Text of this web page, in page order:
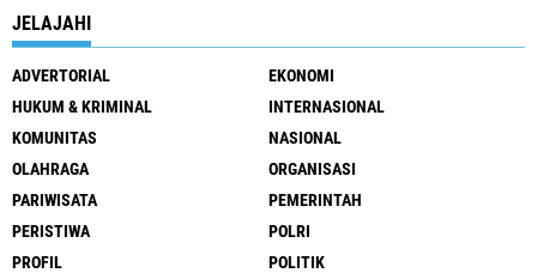
JELAJAHI
ADVERTORIAL
EKONOMI
HUKUM & KRIMINAL
INTERNASIONAL
KOMUNITAS
NASIONAL
OLAHRAGA
ORGANISASI
PARIWISATA
PEMERINTAH
PERISTIWA
POLRI
PROFIL
POLITIK